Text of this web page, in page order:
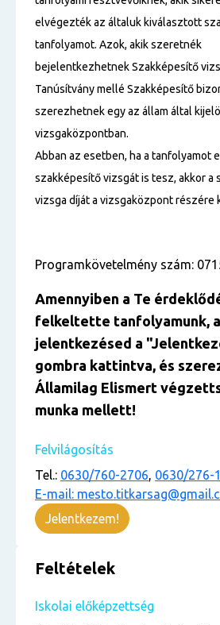
elvégezték az általuk kiválasztott
tanfolyamot. Azok, akik szeretnék
bejelentkezhetnek Szakképesítő
Tanúsítvány mellé Szakképesítő
szerezhetnek egy az állam által
vizsgaközpontban.
Abban az esetben, ha a tanfolyamot
szakképesítő vizsgát is tesz, akkor a
vizsga díját a vizsgaközpont részére
Programkövetelmény szám:
Amennyiben a Te
felkeltette tanfolyamunk,
jelentkezésed a
gombra kattintva, és
Államilag Elismert
munka mellett!
Felvilágosítás
Tel.: 0630/760-2706, 0630/276-
E-mail:
Jelentkezem!
Feltételek
Iskolai előképzettség